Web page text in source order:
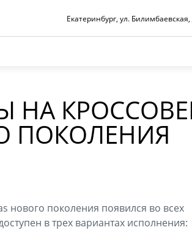
Екатеринбург, ул. Билимбаевская,
НА
ПОКОЛЕНИЯ
нового поколения появился во всех
в трех вариантах исполнения: